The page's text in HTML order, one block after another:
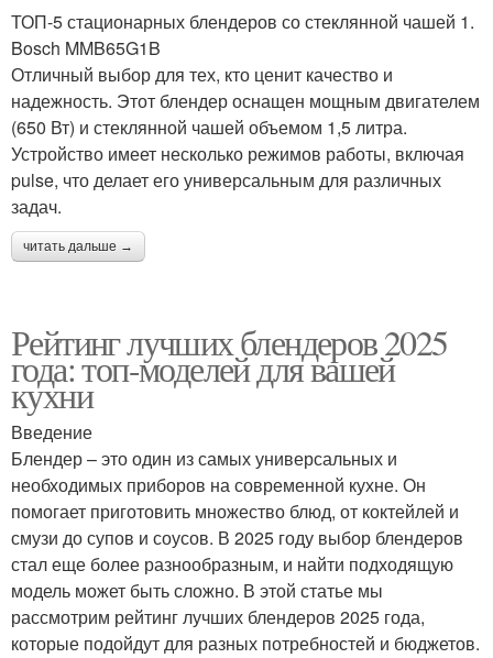
ТОП-5 стационарных блендеров со стеклянной чашей 1.
Bosch MMB65G1B
Отличный выбор для тех, кто ценит качество и
надежность. Этот блендер оснащен мощным двигателем
(650 Вт) и стеклянной чашей объемом 1,5 литра.
Устройство имеет несколько режимов работы, включая
pulse, что делает его универсальным для различных
задач.
читать дальше →
Рейтинг лучших блендеров 2025
года: топ-моделей для вашей
кухни
Введение
Блендер – это один из самых универсальных и
необходимых приборов на современной кухне. Он
помогает приготовить множество блюд, от коктейлей и
смузи до супов и соусов. В 2025 году выбор блендеров
стал еще более разнообразным, и найти подходящую
модель может быть сложно. В этой статье мы
рассмотрим рейтинг лучших блендеров 2025 года,
которые подойдут для разных потребностей и бюджетов.